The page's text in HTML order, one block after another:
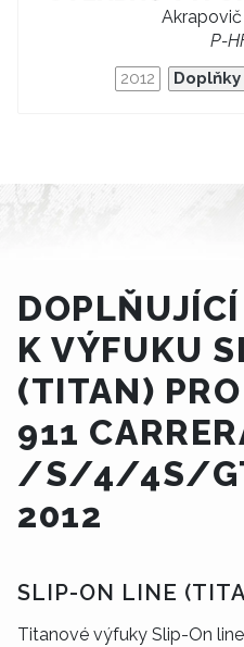
P-
2012
K VÝFUKU
(TITAN)
911
/S/4/4S/
2012
SLIP-ON LINE
Titanové výfuky Slip-On